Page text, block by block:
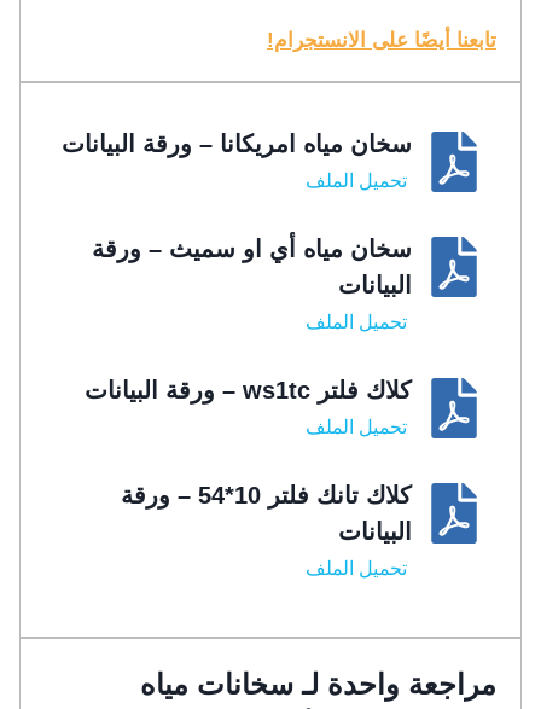
تابعنا أيضًا على الانستجرام!
سخان مياه امريكانا – ورقة البيانات
تحميل الملف
سخان مياه أي او سميث – ورقة
البيانات
تحميل الملف
كلاك فلتر ws1tc – ورقة البيانات
تحميل الملف
كلاك تانك فلتر 10*54 – ورقة
البيانات
تحميل الملف
مراجعة واحدة لـ سخانات مياه